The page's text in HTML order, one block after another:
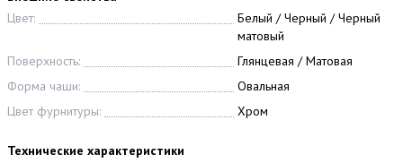
Цвет:
Белый / Черный / Черный
матовый
Поверхность:
Глянцевая / Матовая
Форма чаши:
Овальная
Цвет фурнитуры:
Хром
Технические характеристики